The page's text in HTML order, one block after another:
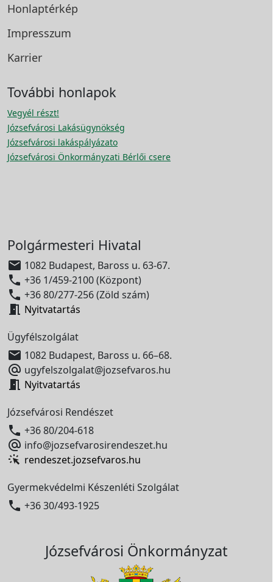
Honlaptérkép
Impresszum
Karrier
További honlapok
Vegyél részt!
Józsefvárosi Lakásügynökség
Józsefvárosi lakáspályázato
Józsefvárosi Önkormányzati Bérlői csere
Polgármesteri Hivatal
 1082 Budapest, Baross u. 63-67.
 +36 1/459-2100 (Központ)
 +36 80/277-256 (Zöld szám)
 Nyitvatartás
Ügyfélszolgálat
 1082 Budapest, Baross u. 66–68.
 ugyfelszolgalat@jozsefvaros.hu
 Nyitvatartás
Józsefvárosi Rendészet
 +36 80/204-618
 info@jozsefvarosirendeszet.hu
rendeszet.jozsefvaros.hu
Gyermekvédelmi Készenléti Szolgálat
 +36 30/493-1925
Józsefvárosi Önkormányzat